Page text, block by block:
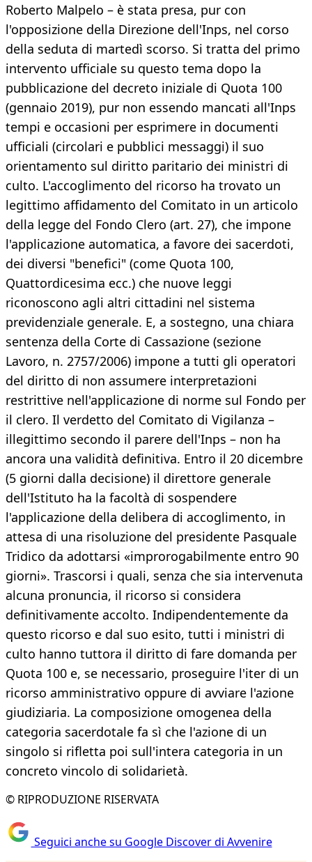
Roberto Malpelo – è stata presa, pur con
l'opposizione della Direzione dell'Inps, nel corso
della seduta di martedì scorso. Si tratta del primo
intervento ufficiale su questo tema dopo la
pubblicazione del decreto iniziale di Quota 100
(gennaio 2019), pur non essendo mancati all'Inps
tempi e occasioni per esprimere in documenti
ufficiali (circolari e pubblici messaggi) il suo
orientamento sul diritto paritario dei ministri di
culto. L'accoglimento del ricorso ha trovato un
legittimo affidamento del Comitato in un articolo
della legge del Fondo Clero (art. 27), che impone
l'applicazione automatica, a favore dei sacerdoti,
dei diversi "benefici" (come Quota 100,
Quattordicesima ecc.) che nuove leggi
riconoscono agli altri cittadini nel sistema
previdenziale generale. E, a sostegno, una chiara
sentenza della Corte di Cassazione (sezione
Lavoro, n. 2757/2006) impone a tutti gli operatori
del diritto di non assumere interpretazioni
restrittive nell'applicazione di norme sul Fondo per
il clero. Il verdetto del Comitato di Vigilanza –
illegittimo secondo il parere dell'Inps – non ha
ancora una validità definitiva. Entro il 20 dicembre
(5 giorni dalla decisione) il direttore generale
dell'Istituto ha la facoltà di sospendere
l'applicazione della delibera di accoglimento, in
attesa di una risoluzione del presidente Pasquale
Tridico da adottarsi «improrogabilmente entro 90
giorni». Trascorsi i quali, senza che sia intervenuta
alcuna pronuncia, il ricorso si considera
definitivamente accolto. Indipendentemente da
questo ricorso e dal suo esito, tutti i ministri di
culto hanno tuttora il diritto di fare domanda per
Quota 100 e, se necessario, proseguire l'iter di un
ricorso amministrativo oppure di avviare l'azione
giudiziaria. La composizione omogenea della
categoria sacerdotale fa sì che l'azione di un
singolo si rifletta poi sull'intera categoria in un
concreto vincolo di solidarietà.
© RIPRODUZIONE RISERVATA
Seguici anche su Google Discover di Avvenire